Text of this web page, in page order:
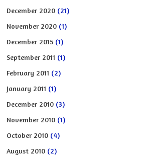
December 2020 (21)
November 2020 (1)
December 2015 (1)
September 2011 (1)
February 2011 (2)
January 2011 (1)
December 2010 (3)
November 2010 (1)
October 2010 (4)
August 2010 (2)